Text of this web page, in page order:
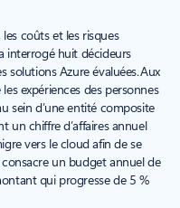
coûts et les risques
interrogé huit décideurs
solutions Azure évaluées. Aux
expériences des personnes
sein d’une entité composite
un chiffre d’affaires annuel
vers le cloud afin de se
consacre un budget annuel de
qui progresse de 5 %